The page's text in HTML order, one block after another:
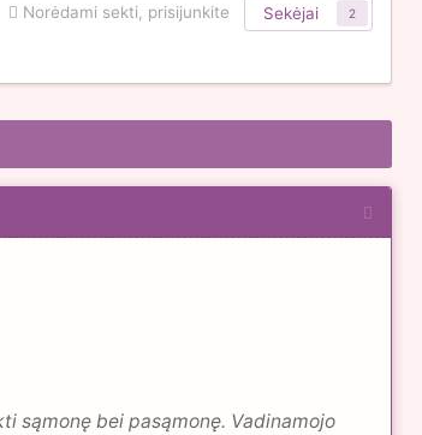
Norėdami sekti, prisijunkite Sekėjai 2
sąmonę bei pasąmonę. Vadinamojo